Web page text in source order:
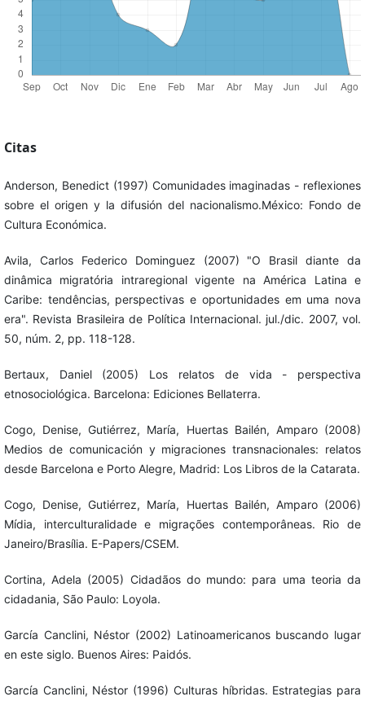
Citas
Anderson, Benedict (1997) Comunidades imaginadas - reflexiones
sobre el origen y la difusión del nacionalismo.México: Fondo de
Cultura Económica.
Avila, Carlos Federico Dominguez (2007) "O Brasil diante da
dinâmica migratória intraregional vigente na América Latina e
Caribe: tendências, perspectivas e oportunidades em uma nova
era". Revista Brasileira de Política Internacional. jul./dic. 2007, vol.
50, núm. 2, pp. 118-128.
Bertaux, Daniel (2005) Los relatos de vida - perspectiva
etnosociológica. Barcelona: Ediciones Bellaterra.
Cogo, Denise, Gutiérrez, María, Huertas Bailén, Amparo (2008)
Medios de comunicación y migraciones transnacionales: relatos
desde Barcelona e Porto Alegre, Madrid: Los Libros de la Catarata.
Cogo, Denise, Gutiérrez, María, Huertas Bailén, Amparo (2006)
Mídia, interculturalidade e migrações contemporâneas. Rio de
Janeiro/Brasília. E-Papers/CSEM.
Cortina, Adela (2005) Cidadãos do mundo: para uma teoria da
cidadania, São Paulo: Loyola.
García Canclini, Néstor (2002) Latinoamericanos buscando lugar
en este siglo. Buenos Aires: Paidós.
García Canclini, Néstor (1996) Culturas híbridas. Estrategias para